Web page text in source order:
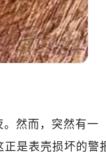
然而，突然有一
是表壳损坏的警